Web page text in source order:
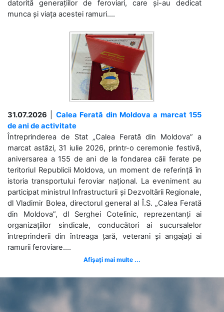
datorită generațiilor de feroviari, care și-au dedicat
munca și viața acestei ramuri....
31.07.2026
Calea Ferată din Moldova a marcat 155
de ani de activitate
Întreprinderea de Stat „Calea Ferată din Moldova” a
marcat astăzi, 31 iulie 2026, printr-o ceremonie festivă,
aniversarea a 155 de ani de la fondarea căii ferate pe
teritoriul Republicii Moldova, un moment de referință în
istoria transportului feroviar național. La eveniment au
participat ministrul Infrastructurii și Dezvoltării Regionale,
dl Vladimir Bolea, directorul general al Î.S. „Calea Ferată
din Moldova”, dl Serghei Cotelinic, reprezentanți ai
organizațiilor sindicale, conducători ai sucursalelor
întreprinderii din întreaga țară, veterani și angajați ai
ramurii feroviare....
Afișați mai multe ...